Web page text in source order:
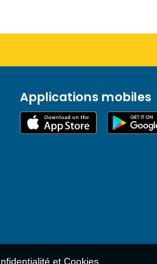
Applications mobiles
et Cookies.